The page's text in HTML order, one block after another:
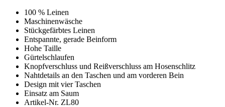
100 % Leinen
Maschinenwäsche
Stückgefärbtes Leinen
Entspannte, gerade Beinform
Hohe Taille
Gürtelschlaufen
Knopfverschluss und Reißverschluss am Hosenschlitz
Nahtdetails an den Taschen und am vorderen Bein
Design mit vier Taschen
Einsatz am Saum
Artikel-Nr. ZL80